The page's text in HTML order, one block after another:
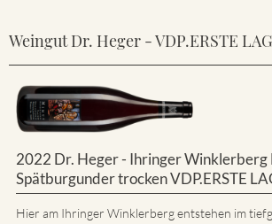
Weingut Dr. Heger - VDP.ERSTE
2022 Dr. Heger - Ihringer Winklerberg
Spätburgunder trocken VDP.ERSTE
Hier am Ihringer Winklerberg entstehen im